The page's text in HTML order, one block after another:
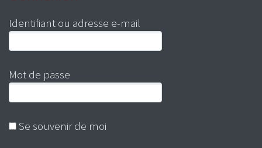
Identifiant ou adresse e-mail
Mot de passe
Se souvenir de moi